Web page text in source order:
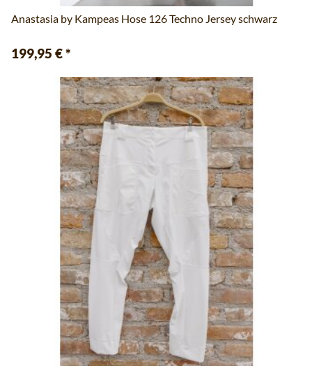
Anastasia by Kampeas Hose 126 Techno Jersey schwarz
199,95 €*